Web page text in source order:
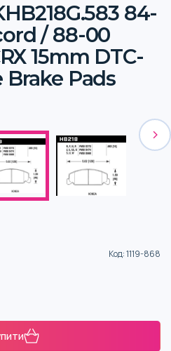
84-
/ 88-00
15mm DTC-
Brake Pads
Код:1119-868